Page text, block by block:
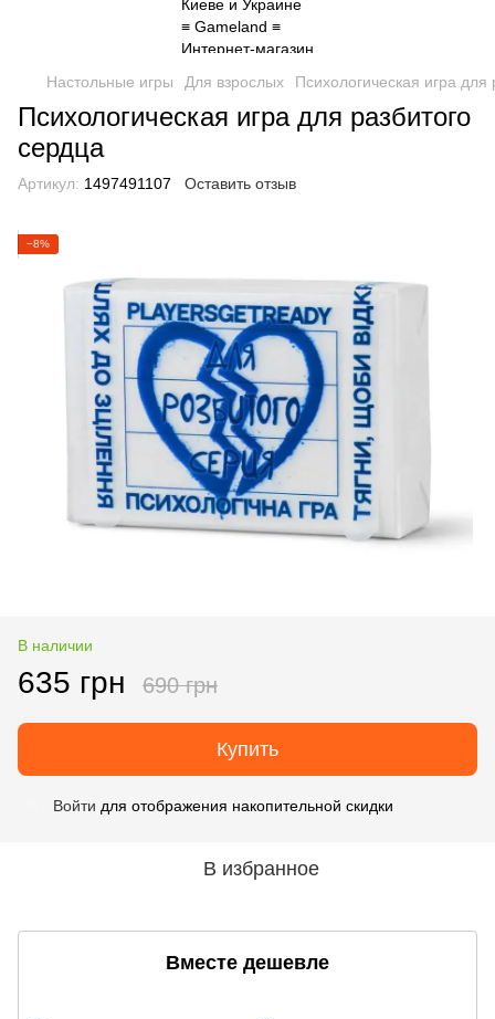
Настольные игры Для взрослых Психологическая игра для
Психологическая игра для разбитого
сердца
Артикул: 1497491107 Оставить отзыв
−8%
В наличии
635 грн 690 грн
Купить
Войти для отображения накопительной скидки
В избранное
Вместе дешевле